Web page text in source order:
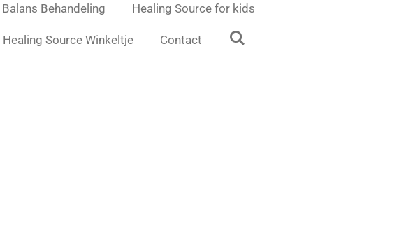
Behandeling Healing Source for kids
Healing Source Winkeltje Contact